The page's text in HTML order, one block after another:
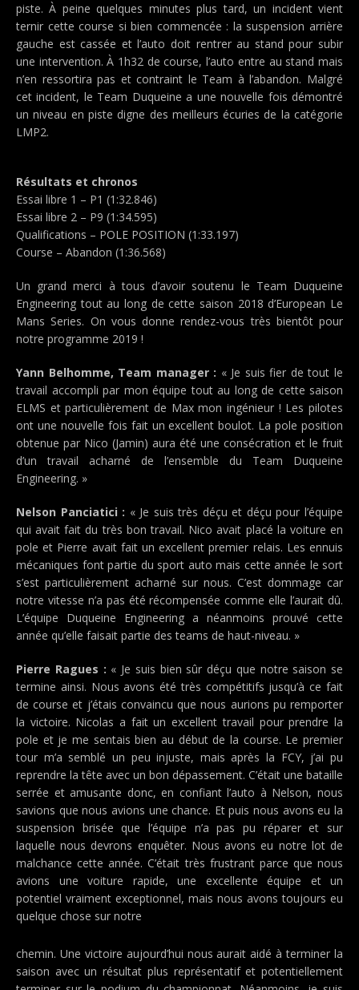
piste. À peine quelques minutes plus tard, un incident vient
ternir cette course si bien commencée : la suspension arrière
gauche est cassée et l’auto doit rentrer au stand pour subir
une intervention. À 1h32 de course, l’auto entre au stand mais
n’en ressortira pas et contraint le Team à l’abandon. Malgré
cet incident, le Team Duqueine a une nouvelle fois démontré
un niveau en piste digne des meilleurs écuries de la catégorie
LMP2.
Résultats et chronos
Essai libre 1 – P1 (1:32.846)
Essai libre 2 – P9 (1:34.595)
Qualifications – POLE POSITION (1:33.197)
Course – Abandon (1:36.568)
Un grand merci à tous d’avoir soutenu le Team Duqueine
Engineering tout au long de cette saison 2018 d’European Le
Mans Series. On vous donne rendez-vous très bientôt pour
notre programme 2019 !
Yann Belhomme, Team manager : « Je suis fier de tout le
travail accompli par mon équipe tout au long de cette saison
ELMS et particulièrement de Max mon ingénieur ! Les pilotes
ont une nouvelle fois fait un excellent boulot. La pole position
obtenue par Nico (Jamin) aura été une consécration et le fruit
d’un travail acharné de l’ensemble du Team Duqueine
Engineering. »
Nelson Panciatici : « Je suis très déçu et déçu pour l’équipe
qui avait fait du très bon travail. Nico avait placé la voiture en
pole et Pierre avait fait un excellent premier relais. Les ennuis
mécaniques font partie du sport auto mais cette année le sort
s’est particulièrement acharné sur nous. C’est dommage car
notre vitesse n’a pas été récompensée comme elle l’aurait dû.
L’équipe Duqueine Engineering a néanmoins prouvé cette
année qu’elle faisait partie des teams de haut-niveau. »
Pierre Ragues : « Je suis bien sûr déçu que notre saison se
termine ainsi. Nous avons été très compétitifs jusqu’à ce fait
de course et j’étais convaincu que nous aurions pu remporter
la victoire. Nicolas a fait un excellent travail pour prendre la
pole et je me sentais bien au début de la course. Le premier
tour m’a semblé un peu injuste, mais après la FCY, j’ai pu
reprendre la tête avec un bon dépassement. C’était une bataille
serrée et amusante donc, en confiant l’auto à Nelson, nous
savions que nous avions une chance. Et puis nous avons eu la
suspension brisée que l’équipe n’a pas pu réparer et sur
laquelle nous devrons enquêter. Nous avons eu notre lot de
malchance cette année. C’était très frustrant parce que nous
avions une voiture rapide, une excellente équipe et un
potentiel vraiment exceptionnel, mais nous avons toujours eu
quelque chose sur notre
chemin. Une victoire aujourd’hui nous aurait aidé à terminer la
saison avec un résultat plus représentatif et potentiellement